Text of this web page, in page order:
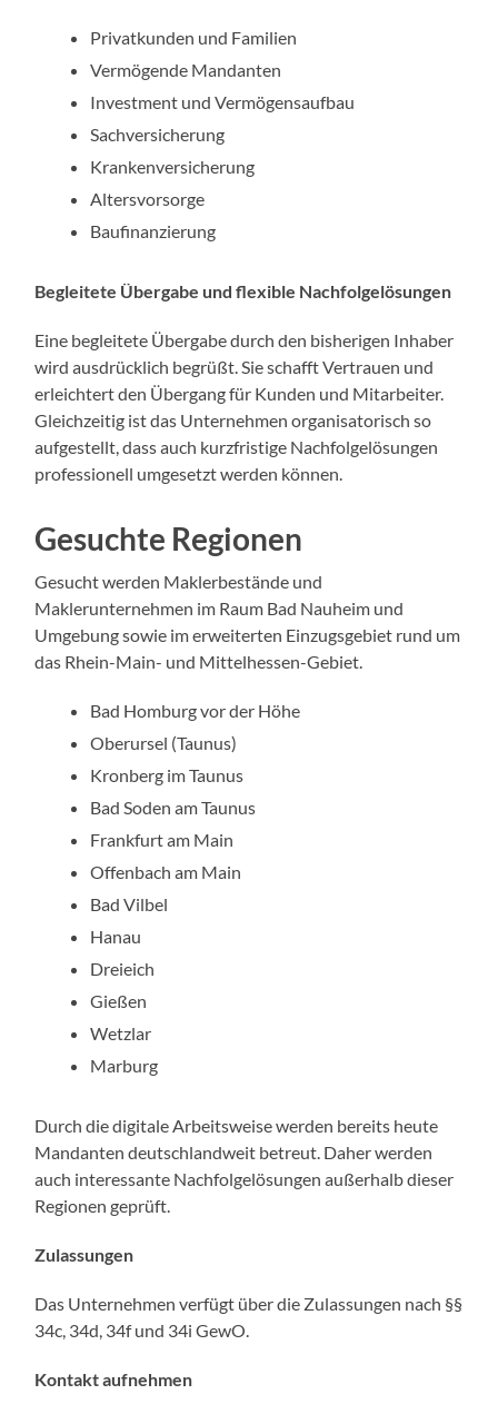
Privatkunden und Familien
Vermögende Mandanten
Investment und Vermögensaufbau
Sachversicherung
Krankenversicherung
Altersvorsorge
Baufinanzierung
Begleitete Übergabe und flexible Nachfolgelösungen
Eine begleitete Übergabe durch den bisherigen Inhaber
wird ausdrücklich begrüßt. Sie schafft Vertrauen und
erleichtert den Übergang für Kunden und Mitarbeiter.
Gleichzeitig ist das Unternehmen organisatorisch so
aufgestellt, dass auch kurzfristige Nachfolgelösungen
professionell umgesetzt werden können.
Gesuchte Regionen
Gesucht werden Maklerbestände und
Maklerunternehmen im Raum Bad Nauheim und
Umgebung sowie im erweiterten Einzugsgebiet rund um
das Rhein-Main- und Mittelhessen-Gebiet.
Bad Homburg vor der Höhe
Oberursel (Taunus)
Kronberg im Taunus
Bad Soden am Taunus
Frankfurt am Main
Offenbach am Main
Bad Vilbel
Hanau
Dreieich
Gießen
Wetzlar
Marburg
Durch die digitale Arbeitsweise werden bereits heute
Mandanten deutschlandweit betreut. Daher werden
auch interessante Nachfolgelösungen außerhalb dieser
Regionen geprüft.
Zulassungen
Das Unternehmen verfügt über die Zulassungen nach §§
34c, 34d, 34f und 34i GewO.
Kontakt aufnehmen